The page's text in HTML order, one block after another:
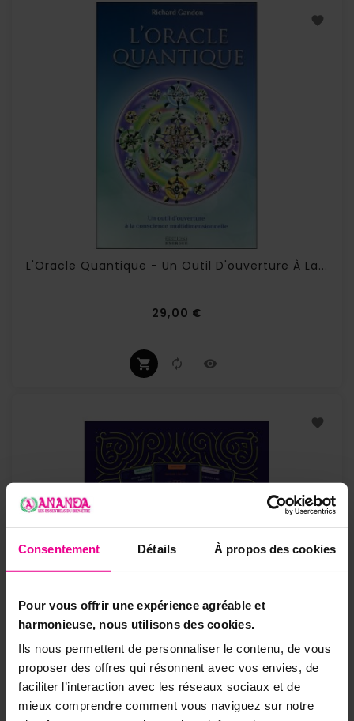
Consentement Détails À propos des cookies
Pour vous offrir une expérience agréable et
harmonieuse, nous utilisons des cookies.
Ils nous permettent de personnaliser le contenu, de vous
proposer des offres qui résonnent avec vos envies, de
faciliter l’interaction avec les réseaux sociaux et de
mieux comprendre comment vous naviguez sur notre
L'Oracle Quantique - Un Outil D'ouverture À La...
29,00 €
Les Charmes Magiques - 75 Cartes De Rituels &...
25,00 €Prix